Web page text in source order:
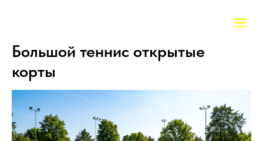
Большой теннис открытые
корты